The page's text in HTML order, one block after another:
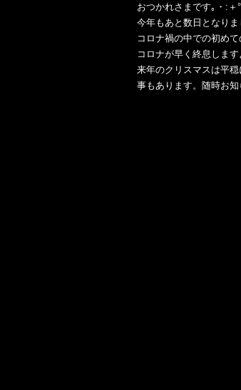
おつかれさまです｡・:＋°
今年もあと数日となりま
コロナ禍の中での初め
コロナが早く終息しま
来年のクリスマスは平
事もあります。随時お